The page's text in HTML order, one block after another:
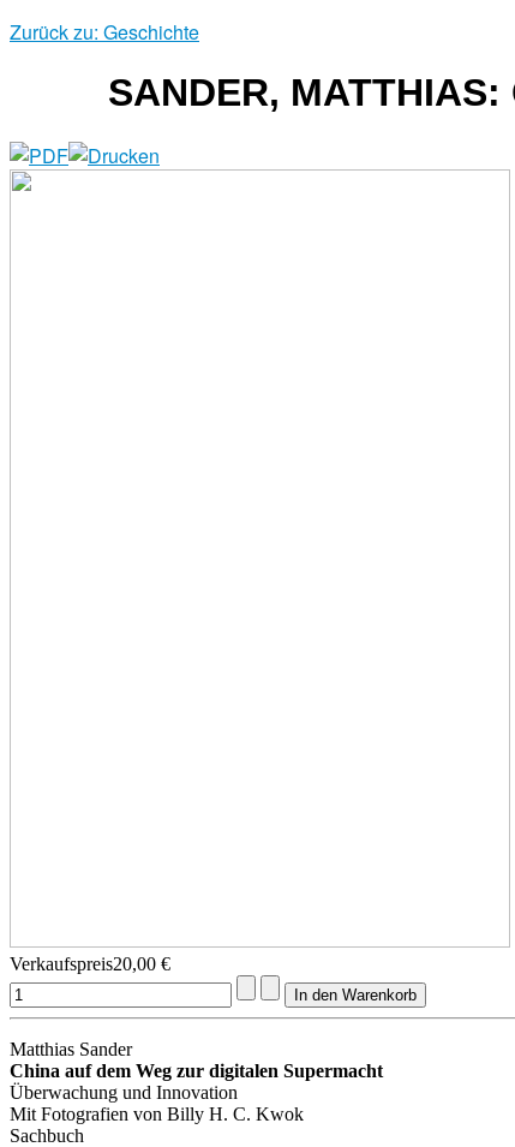
Zurück zu: Geschichte
SANDER,
Verkaufspreis20,00 €
Matthias Sander
China auf dem Weg zur digitalen Supermacht
Überwachung und Innovation
Mit Fotografien von Billy H. C. Kwok
Sachbuch